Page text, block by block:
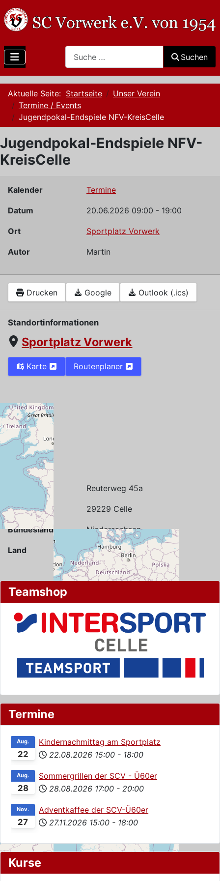
Search
Suchen
Aktuelle Seite: Startseite
Unser Verein
Termine / Events
Jugendpokal-Endspiele NFV-KreisCelle
Jugendpokal-Endspiele NFV-
KreisCelle
Kalender Termine
Datum 20.06.2026 09:00 - 19:00
Ort Sportplatz Vorwerk
Autor Martin
Drucken Google Outlook (.ics)
Standortinformationen
Sportplatz Vorwerk
Karte Routenplaner
Reuterweg 45a
Stadt 29229 Celle
Bundesland Niedersachsen
Land Deutschland
Teamshop
Termine
22
Aug.
Kindernachmittag am Sportplatz
22.08.2026 15:00 - 18:00
28
Aug.
Sommergrillen der SCV - Ü60er
28.08.2026 17:00 - 20:00
27
Nov.
Adventkaffee der SCV-Ü60er
27.11.2026 15:00 - 18:00
Kurse